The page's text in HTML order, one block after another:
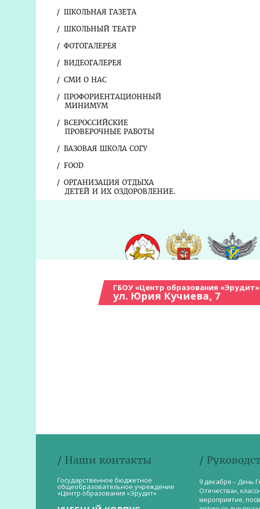
ШКОЛЬНАЯ ГАЗЕТА
ШКОЛЬНЫЙ ТЕАТР
ФОТОГАЛЕРЕЯ
ВИДЕОГАЛЕРЕЯ
СМИ О НАС
ПРОФОРИЕНТАЦИОННЫЙ
МИНИМУМ
ВСЕРОССИЙСКИЕ
ПРОВЕРОЧНЫЕ РАБОТЫ
БАЗОВАЯ ШКОЛА СОГУ
FOOD
ОРГАНИЗАЦИЯ ОТДЫХА
ДЕТЕЙ И ИХ ОЗДОРОВЛЕНИЕ.
ГБОУ «Центр образования
ул. Юрия Кучиева, 7
/ Наши контакты
Государственное бюджетное
общеобразовательное учреждение
«Центр образования «Эрудит»
/
9 декабря – День
Отечества»,
мероприятие,